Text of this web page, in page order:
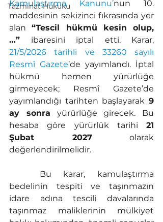
Tazminat Hukuku
Kamulaştırma Kanunu’nun 10.
maddesinin sekizinci fıkrasında yer
alan “Tescil hükmü kesin olup,
…”
21/5/2026 tarihli ve 33260 sayılı
Resmî Gazete’de yayımlandı. İptal
hükmü hemen yürürlüğe
girmeyecek; Resmî Gazete’de
yayımlandığı tarihten başlayarak 9
ay sonra yürürlüğe girecek. Bu
hesaba göre yürürlük tarihi 21
Şubat 2027 olarak
değerlendirilmelidir.
bedelinin tespiti ve taşınmazın
idare adına tescili davalarında
taşınmaz maliklerinin mülkiyet